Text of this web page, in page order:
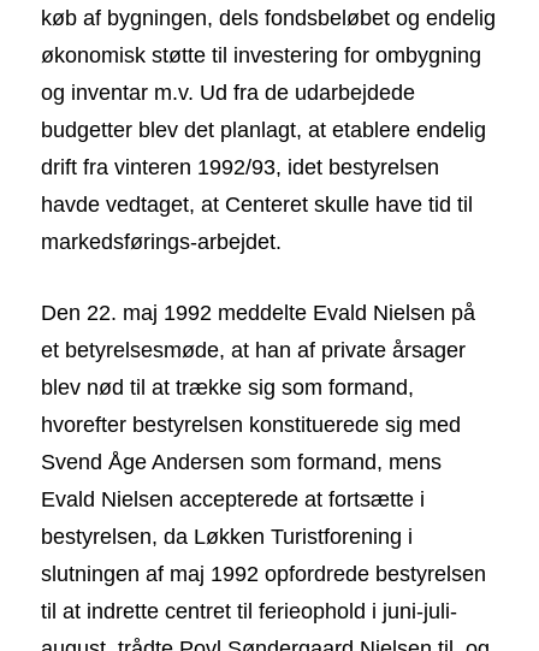
køb af bygningen, dels fondsbeløbet og endelig
økonomisk støtte til investering for ombygning
og inventar m.v. Ud fra de udarbejdede
budgetter blev det planlagt, at etablere endelig
drift fra vinteren 1992/93, idet bestyrelsen
havde vedtaget, at Centeret skulle have tid til
markedsførings-arbejdet.
Den 22. maj 1992 meddelte Evald Nielsen på
et betyrelsesmøde, at han af private årsager
blev nød til at trække sig som formand,
hvorefter bestyrelsen konstituerede sig med
Svend Åge Andersen som formand, mens
Evald Nielsen accepterede at fortsætte i
bestyrelsen, da Løkken Turistforening i
slutningen af maj 1992 opfordrede bestyrelsen
til at indrette centret til ferieophold i juni-juli-